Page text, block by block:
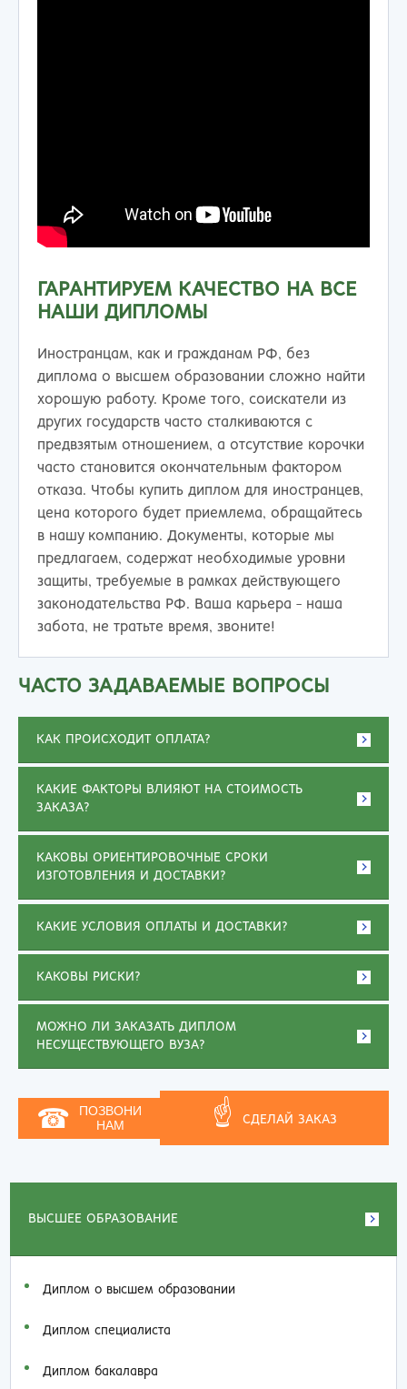
ВЫСШЕЕ ОБРАЗОВАНИЕ
Диплом о высшем образовании
Диплом специалиста
Диплом бакалавра
ГАРАНТИРУЕМ КАЧЕСТВО НА ВСЕ
НАШИ ДИПЛОМЫ
Иностранцам, как и гражданам РФ, без
диплома о высшем образовании сложно найти
хорошую работу. Кроме того, соискатели из
других государств часто сталкиваются с
предвзятым отношением, а отсутствие корочки
часто становится окончательным фактором
отказа. Чтобы купить диплом для иностранцев,
цена которого будет приемлема, обращайтесь
в нашу компанию. Документы, которые мы
предлагаем, содержат необходимые уровни
защиты, требуемые в рамках действующего
законодательства РФ. Ваша карьера - наша
забота, не тратьте время, звоните!
ЧАСТО ЗАДАВАЕМЫЕ ВОПРОСЫ
КАК ПРОИСХОДИТ ОПЛАТА?
КАКИЕ ФАКТОРЫ ВЛИЯЮТ НА СТОИМОСТЬ
ЗАКАЗА?
КАКОВЫ ОРИЕНТИРОВОЧНЫЕ СРОКИ
ИЗГОТОВЛЕНИЯ И ДОСТАВКИ?
КАКИЕ УСЛОВИЯ ОПЛАТЫ И ДОСТАВКИ?
КАКОВЫ РИСКИ?
МОЖНО ЛИ ЗАКАЗАТЬ ДИПЛОМ
НЕСУЩЕСТВУЮЩЕГО ВУЗА?
☎
ПОЗВОНИ
НАМ
☝ СДЕЛАЙ ЗАКАЗ